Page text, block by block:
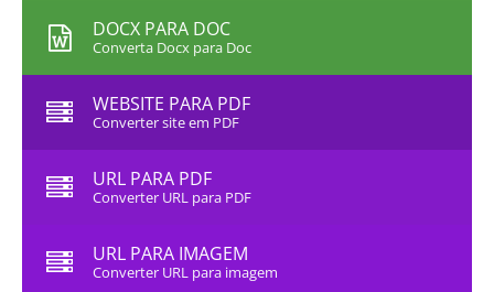
DOCX PARA DOC
Converta Docx para Doc
WEBSITE PARA PDF
Converter site em PDF
URL PARA PDF
Converter URL para PDF
URL PARA IMAGEM
Converter URL para imagem